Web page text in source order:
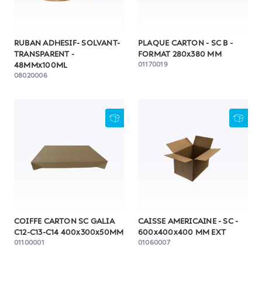
RUBAN ADHESIF- SOLVANT-
TRANSPARENT -
48MMx100ML
08020006
PLAQUE CARTON - SC B -
FORMAT 280x380 MM
01170019
COIFFE CARTON SC GALIA
C12-C13-C14 400x300x50MM
01100001
CAISSE AMERICAINE - SC -
600x400x400 MM EXT
01060007